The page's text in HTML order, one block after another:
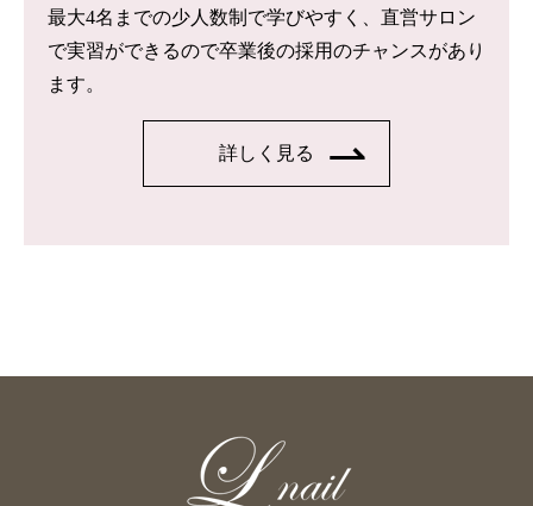
最大4名までの少人数制で学びやすく、直営サロン
で実習ができるので卒業後の採用のチャンスがあり
ます。
詳しく見る